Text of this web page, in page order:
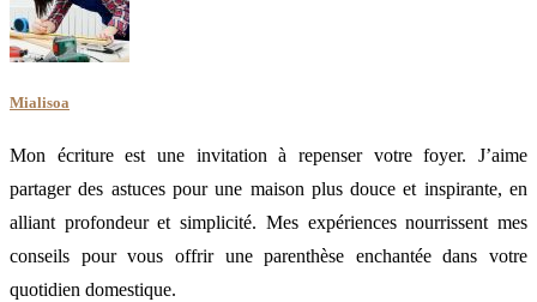
Mialisoa
Mon écriture est une invitation à repenser votre foyer. J’aime
partager des astuces pour une maison plus douce et inspirante, en
alliant profondeur et simplicité. Mes expériences nourrissent mes
conseils pour vous offrir une parenthèse enchantée dans votre
quotidien domestique.